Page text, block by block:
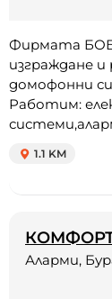
Фирмата
изграждане
домофонни
Работим:
1.1 KM
Аларми,